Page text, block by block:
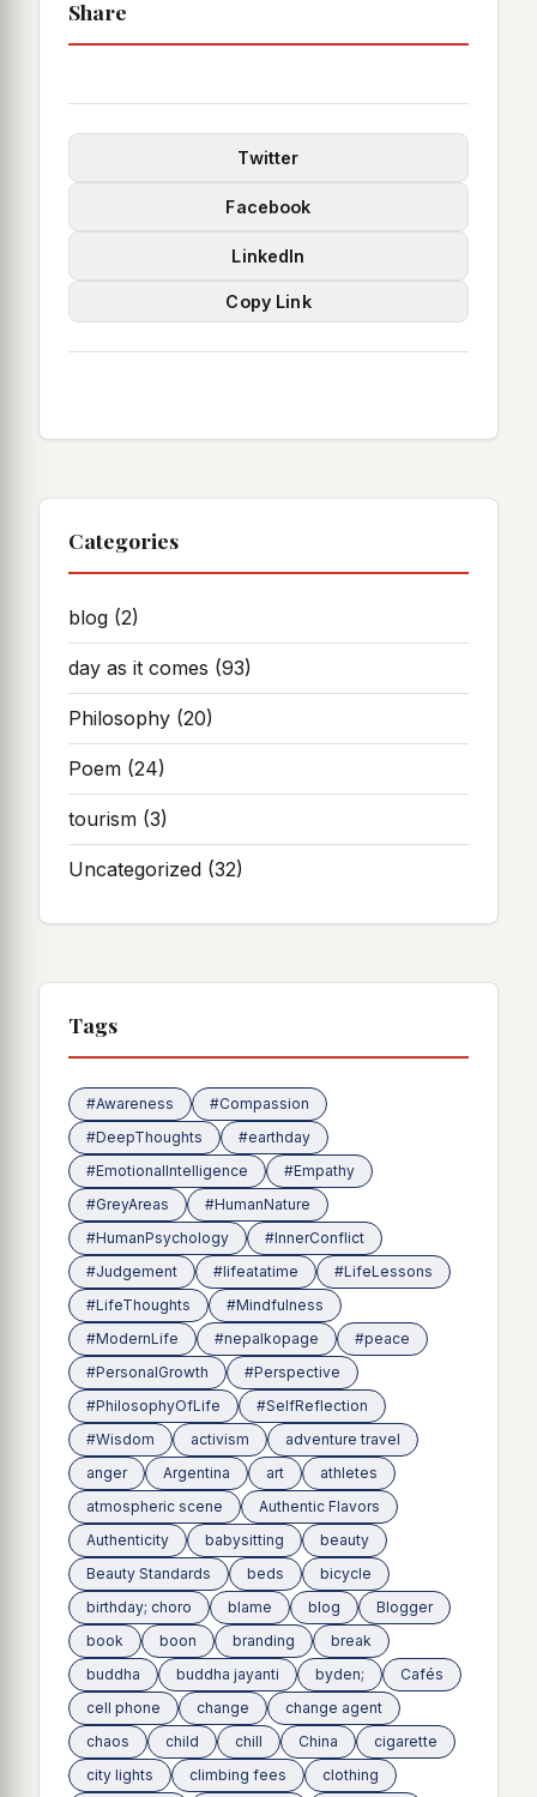
Share
Twitter
Facebook
LinkedIn
Copy Link
Categories
blog (2)
day as it comes (93)
Philosophy (20)
Poem (24)
tourism (3)
Uncategorized (32)
Tags
#Awareness
#Compassion
#DeepThoughts
#earthday
#EmotionalIntelligence
#Empathy
#GreyAreas
#HumanNature
#HumanPsychology
#InnerConflict
#Judgement
#lifeatatime
#LifeLessons
#LifeThoughts
#Mindfulness
#ModernLife
#nepalkopage
#peace
#PersonalGrowth
#Perspective
#PhilosophyOfLife
#SelfReflection
#Wisdom
activism
adventure travel
anger
Argentina art
athletes
atmospheric scene
Authentic Flavors
Authenticity
babysitting
beauty
Beauty Standards
beds
bicycle
birthday; choro
blame blog
Blogger
book
boon branding
break
buddha
buddha jayanti byden;
Cafés
cell phone
change
change agent
chaos
child chill China
cigarette
city lights
climbing fees
clothing